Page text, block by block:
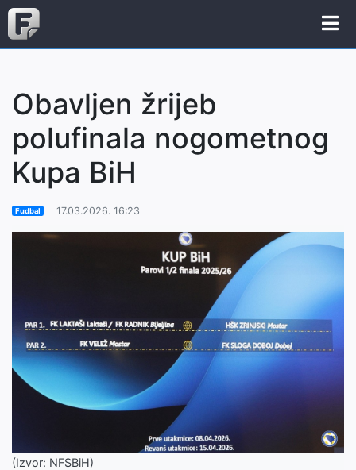
Obavljen žrijeb
polufinala nogometnog
Kupa BiH
Fudbal 17.03.2026. 16:23
(Izvor: NFSBiH)